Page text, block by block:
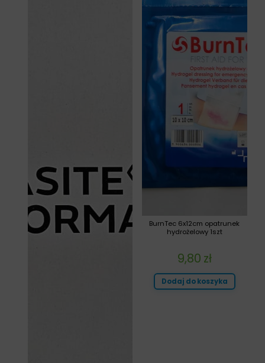
BurnTec 6x12cm opatrunek
hydrożelowy 1szt
9,80 zł
Dodaj do koszyka